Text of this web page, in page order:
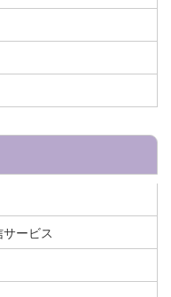
ービス